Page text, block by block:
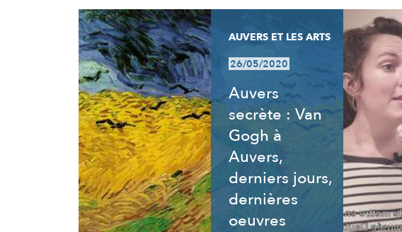
AUVERS ET LES ARTS
26/05/2020
Auvers
secrète : Van
Gogh à
Auvers,
derniers jours,
dernières
oeuvres